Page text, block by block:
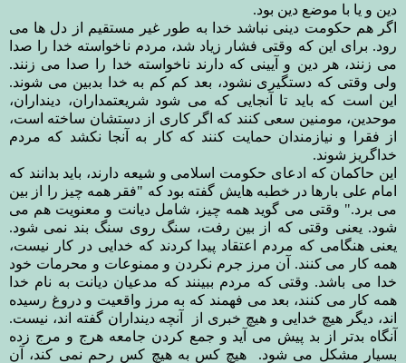
دین و یا با موضع دین بود.
اگر هم حکومت دینی نباشد خدا به طور غیر مستقیم از دل ها می
رود. برای این که وقتی فشار زیاد شد، مردم ناخواسته خدا را صدا
می زنند، هر دین و آیینی که دارند ناخواسته خدا را صدا می زنند.
ولی وقتی که دستگیری نشود، بعد کم کم به خدا بدبین می شوند.
این است که باید تا آنجایی که می شود شریعتمداران، دینداران،
موحدین، مومنین سعی کنند که اگر کاری از دستشان ساخته است،
از فقرا و نیازمندان حمایت کنند که کار به آنجا نکشد که مردم
خداگریز شوند.
این حاکمان که ادعای حکومت اسلامی و شیعه دارند، باید بدانند که
امام علی بارها در خطبه هایش گفته بود که "فقر همه چیز را از بین
می برد." وقتی می گوید همه چیز، شامل دیانت و معنویت هم می
شود. یعنی وقتی که از بین رفت، سنگ روی سنگ بند نمی شود.
یعنی هنگامی که مردم اعتقاد پیدا کردند که خدایی در کار نیست،
همه کار می کنند. آن مرز جرم نکردن و ممنوعات و محرمات خود
خدا می باشد. وقتی که مردم ببینند که مدعیان دیانت به نام خدا
همه کار می کنند، بعد می فهمند که به مرز واقعیت و دروغ رسیده
اند، دیگر هیچ خدایی و هیچ خبری از
آنچه دینداران گفته اند، نیست.
آنگاه بدتر از بد پیش می آید و جمع کردن جامعه هرج و مرج زده
بسیار مشکل می شود.
هیچ کس به هیچ کس رحم نمی کند، آن